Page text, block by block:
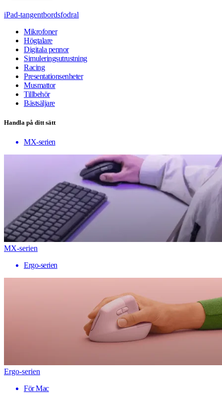
iPad-tangentbordsfodral
Mikrofoner
Högtalare
Digitala pennor
Simuleringsutrustning
Racing
Presentationsenheter
Musmattor
Tillbehör
Bästsäljare
Handla på ditt sätt
MX-serien
MX-serien
Ergo-serien
Ergo-serien
För Mac